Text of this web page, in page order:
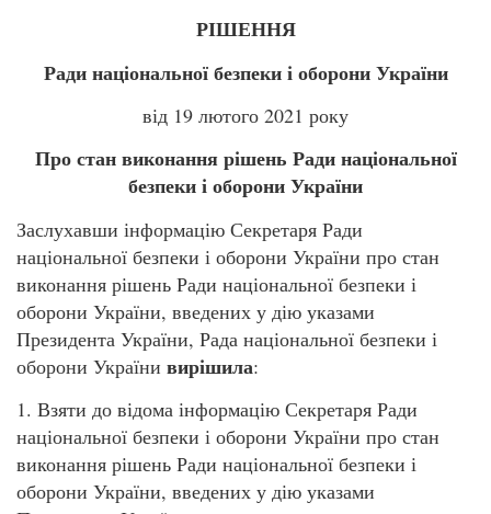
РІШЕННЯ
Ради національної безпеки і оборони України
від 19 лютого 2021 року
Про стан виконання рішень Ради національної
безпеки і оборони України
Заслухавши інформацію Секретаря Ради
національної безпеки і оборони України про стан
виконання рішень Ради національної безпеки і
оборони України, введених у дію указами
Президента України, Рада національної безпеки і
оборони України вирішила:
1. Взяти до відома інформацію Секретаря Ради
національної безпеки і оборони України про стан
виконання рішень Ради національної безпеки і
оборони України, введених у дію указами